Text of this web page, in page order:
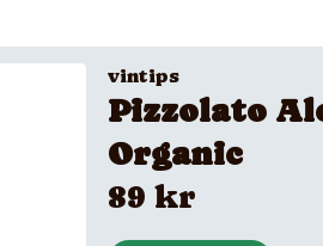
vintips
Pizzolato
Organic
89 kr